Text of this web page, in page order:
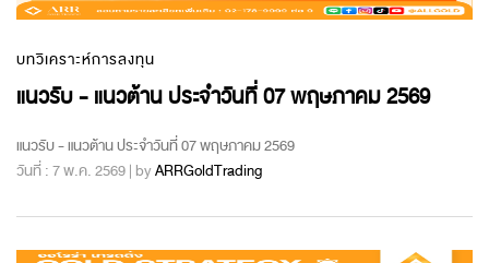
บทวิเคราะห์การลงทุน
แนวรับ - แนวต้าน ประจำวันที่ 07 พฤษภาคม 2569
แนวรับ - แนวต้าน ประจำวันที่ 07 พฤษภาคม 2569
วันที่ : 7 พ.ค. 2569 | byARRGoldTrading